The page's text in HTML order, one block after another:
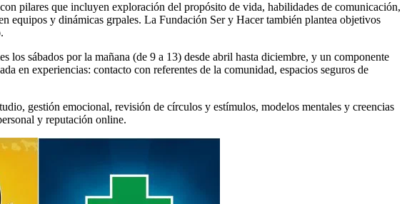
pilares que incluyen exploración del propósito de vida, habilidades de comunicación,
equipos y dinámicas grpales. La Fundación Ser y Hacer también plantea objetivos
los sábados por la mañana (de 9 a 13) desde abril hasta diciembre, y un componente
en experiencias: contacto con referentes de la comunidad, espacios seguros de
gestión emocional, revisión de círculos y estímulos, modelos mentales y creencias
y reputación online.